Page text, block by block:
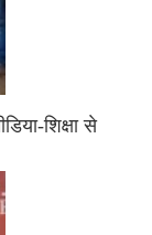
शिक्षा से